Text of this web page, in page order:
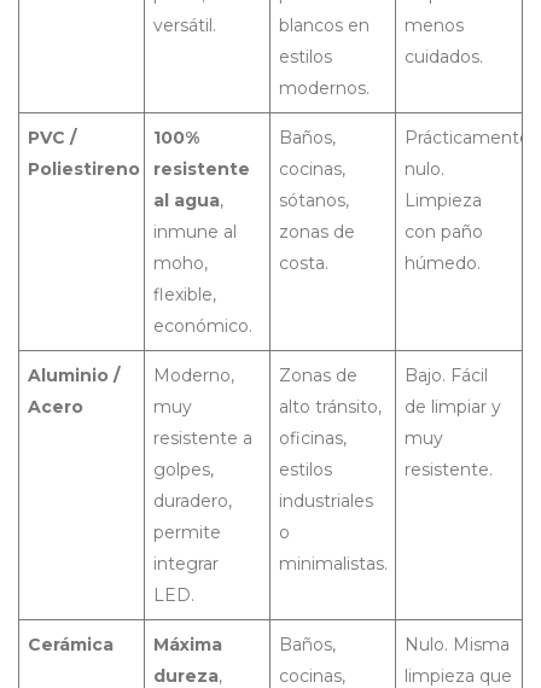
versátil.
blancos en
estilos
modernos.
menos
cuidados.
PVC /
Poliestireno
100%
resistente
al agua,
inmune al
moho,
flexible,
económico.
Baños,
cocinas,
sótanos,
zonas de
costa.
Prácticamente
nulo.
Limpieza
con paño
húmedo.
Aluminio /
Acero
Moderno,
muy
resistente a
golpes,
duradero,
permite
integrar
LED.
Zonas de
alto tránsito,
oficinas,
estilos
industriales
o
minimalistas.
Bajo. Fácil
de limpiar y
muy
resistente.
Cerámica
Máxima
dureza,
Baños,
cocinas,
Nulo. Misma
limpieza que